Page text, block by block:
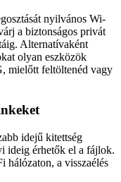
nyilvános Wi-
a biztonságos privát
Alternatívaként
olyan eszközök
mielőtt feltöltenéd vagy
idejű kitettség
ideig érhetők el a fájlok.
a visszaélés